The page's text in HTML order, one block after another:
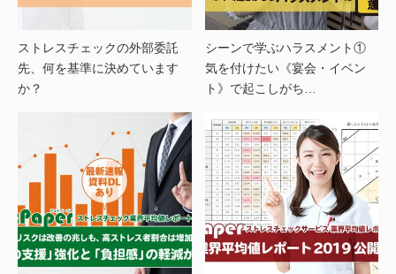
ストレスチェックの外部委託
先、何を基準に決めています
か？
シーンで学ぶハラスメント①
気を付けたい《宴会・イベン
ト》で起こしがち…